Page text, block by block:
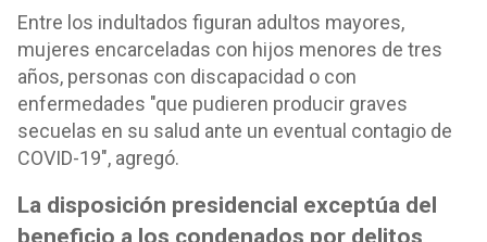
Entre los indultados figuran adultos mayores,
mujeres encarceladas con hijos menores de tres
años, personas con discapacidad o con
enfermedades "que pudieren producir graves
secuelas en su salud ante un eventual contagio de
COVID-19", agregó.
La disposición presidencial exceptúa del
beneficio a los condenados por delitos